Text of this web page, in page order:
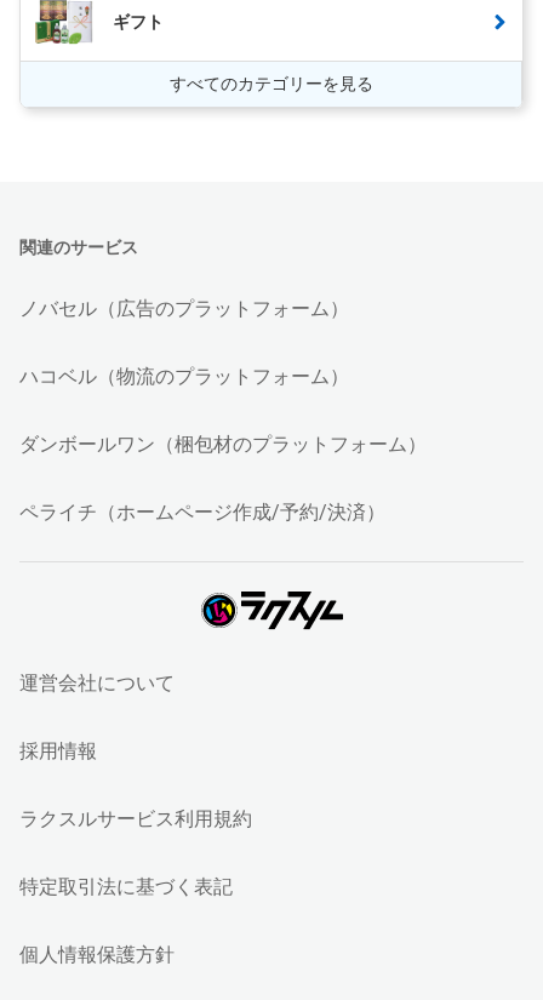
ギフト
すべてのカテゴリーを見る
関連のサービス
ノバセル（広告のプラットフォーム）
ハコベル（物流のプラットフォーム）
ダンボールワン（梱包材のプラットフォーム）
ペライチ（ホームページ作成/予約/決済）
運営会社について
採用情報
ラクスルサービス利用規約
特定取引法に基づく表記
個人情報保護方針